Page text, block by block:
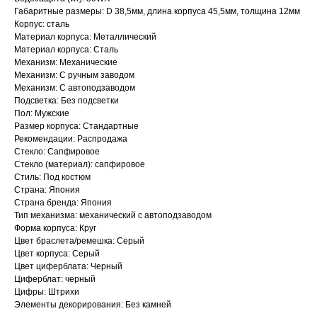
Габаритные размеры: D 38,5мм, длина корпуса 45,5мм, толщина 12мм
Корпус: сталь
Материал корпуса: Металлический
Материал корпуса: Сталь
Механизм: Механические
Механизм: С ручным заводом
Механизм: С автоподзаводом
Подсветка: Без подсветки
Пол: Мужские
Размер корпуса: Стандартные
Рекомендации: Распродажа
Стекло: Сапфировое
Стекло (материал): сапфировое
Стиль: Под костюм
Страна: Япония
Страна бренда: Япония
Тип механизма: механический с автоподзаводом
Форма корпуса: Круг
Цвет браслета/ремешка: Серый
Цвет корпуса: Серый
Цвет циферблата: Черный
Циферблат: черный
Цифры: Штрихи
Элементы декорирования: Без камней